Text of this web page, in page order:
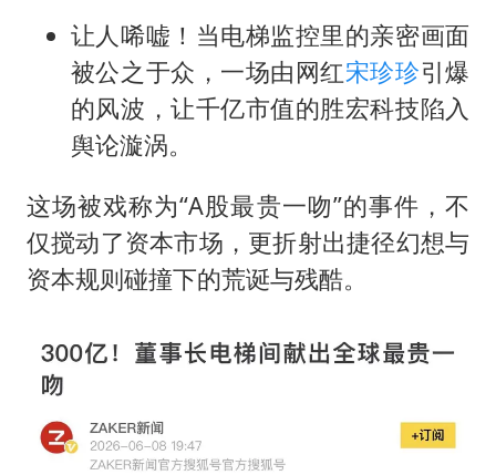
让人唏嘘！当电梯监控里的亲密画面
被公之于众，一场由网红宋珍珍引爆
的风波，让千亿市值的胜宏科技陷入
舆论漩涡。
这场被戏称为“A股最贵一吻”的事件，不
仅搅动了资本市场，更折射出捷径幻想与
资本规则碰撞下的荒诞与残酷。